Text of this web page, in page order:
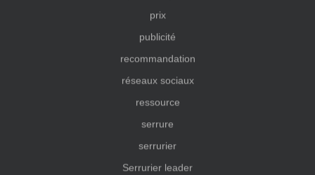
prix
publicité
recommandation
réseaux sociaux
ressource
serrure
serrurier
Serrurier leader